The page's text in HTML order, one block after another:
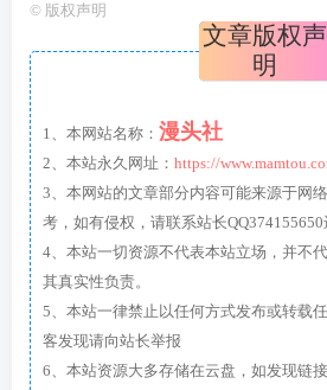
© 版权声明
文章版权声
明
1、本网站名称： 漫头社
2、本站永久网址： https://
3、本网站的文章部分内容可能来源于网
考，如有侵权，请联系站长QQ374155650
4、本站一切资源不代表本站立场，并不
其真实性负责。
5、本站一律禁止以任何方式发布或转载
客发现请向站长举报
6、本站资源大多存储在云盘，如发现链